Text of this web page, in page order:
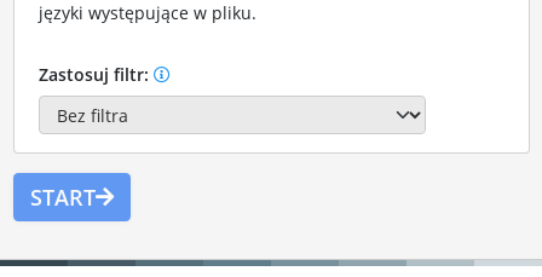
języki występujące w pliku.
Zastosuj filtr:
START